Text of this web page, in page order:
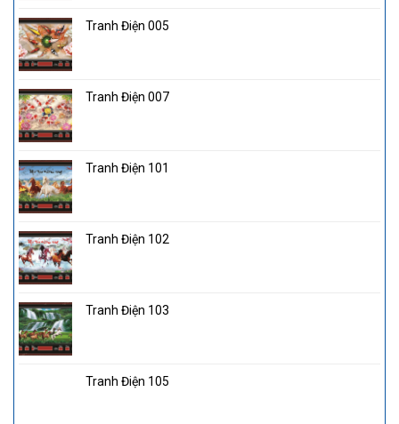
Tranh Điện 005
Tranh Điện 007
Tranh Điện 101
Tranh Điện 102
Tranh Điện 103
Tranh Điện 105